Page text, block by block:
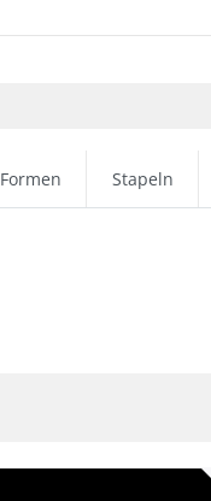
Formen Stapeln